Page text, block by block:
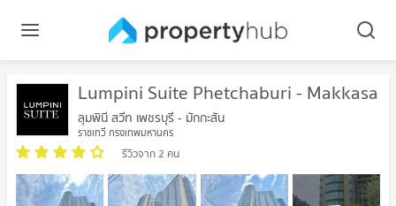
Lumpini Suite Phetchaburi - Makkasan
ลุมพินี สวีท เพชรบุรี - มักกะสัน
ราชเทวี กรุงเทพมหานคร
รีวิวจาก 2 คน